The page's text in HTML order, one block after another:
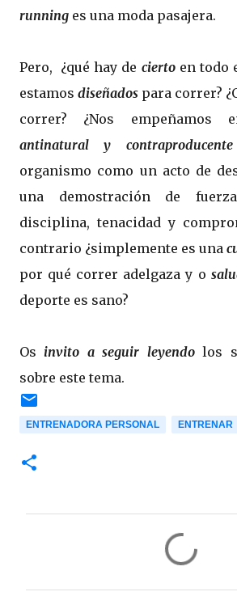
running es una moda pasajera.
Pero, ¿qué hay de ciertoen todo
estamos diseñados para correr?
correr? ¿Nos empeñamos
antinatural y contraproducente
organismo como un acto de
una demostración de
disciplina, tenacidad y
contrario ¿simplemente es una
por qué correr adelgaza y o
deporte es sano?
Os invito a seguir leyendolos
sobre este tema.
ENTRENADORA PERSONAL ENTRENAR